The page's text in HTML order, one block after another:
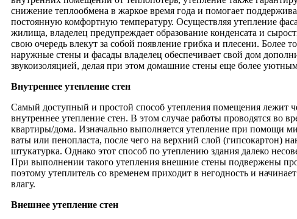
снижение теплообмена в жаркое время года и помогает
постоянную комфортную температуру. Осуществляя утепление
жилища, владелец предупреждает образование конденсата и
свою очередь влекут за собой появление грибка и плесени. Более
наружные стены и фасады владелец обеспечивает свой дом
звукоизоляцией, делая при этом домашние стены еще более
Внутреннее утепление стен
Самый доступный и простой способ утепления помещения лежит
внутреннее утепление стен. В этом случае работы проводятся во
квартиры/дома. Изначально выполняется утепление при помощи
ваты или пенопласта, после чего на верхний слой (гипсокартон)
штукатурка. Однако этот способ по утеплению здания далеко
При выполнении такого утепления внешние стены подвержены
поэтому утеплитель со временем приходит в негодность и
влагу.
Внешнее утепление стен